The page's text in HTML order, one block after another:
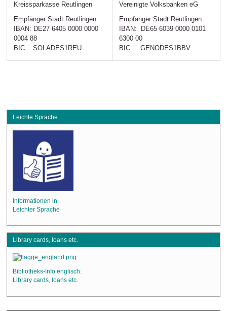
Kreissparkasse Reutlingen
Empfänger Stadt Reutlingen
IBAN: DE27 6405 0000 0000
0004 88
BIC: SOLADES1REU
Vereinigte Volksbanken eG
Empfänger Stadt Reutlingen
IBAN: DE65 6039 0000 0101
6300 00
BIC: GENODES1BBV
Leichte Sprache
Informationen in
Leichter Sprache
Library cards, loans etc.
Bibliotheks-Info englisch:
Library cards, loans etc.